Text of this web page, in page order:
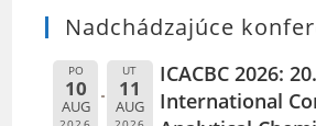
Nadchádzajúce
PO
10
AUG
UT
11
AUG
ICACBC 2026: 20.
International